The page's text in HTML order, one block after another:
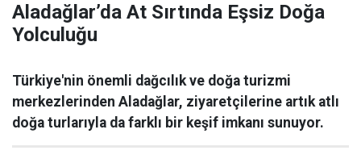
Aladağlar’da At Sırtında Eşsiz Doğa
Yolculuğu
Türkiye'nin önemli dağcılık ve doğa turizmi
merkezlerinden Aladağlar, ziyaretçilerine artık atlı
doğa turlarıyla da farklı bir keşif imkanı sunuyor.